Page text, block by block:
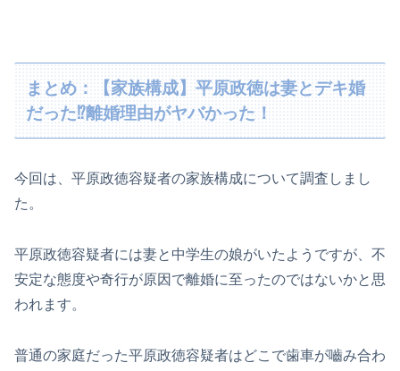
まとめ：【家族構成】平原政徳は妻とデキ婚
だった⁉離婚理由がヤバかった！
今回は、平原政徳容疑者の家族構成について調査しまし
た。
平原政徳容疑者には妻と中学生の娘がいたようですが、不
安定な態度や奇行が原因で離婚に至ったのではないかと思
われます。
普通の家庭だった平原政徳容疑者はどこで歯車が嚙み合わ